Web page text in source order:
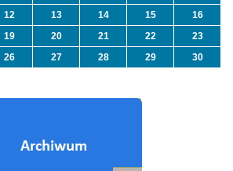
12 13 14 15
16
19 20 21 22
23
26 27 28 29
30